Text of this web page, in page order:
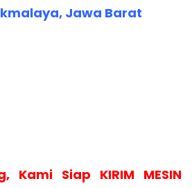
Jawa Barat
Kami Siap KIRIM MESIN